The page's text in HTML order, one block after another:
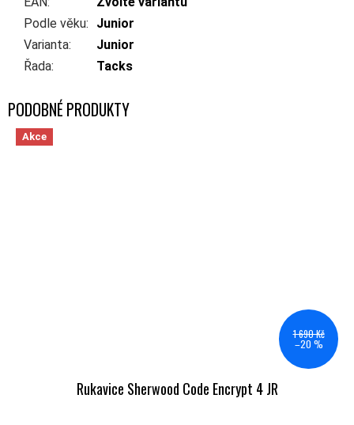
Podle věku:
Junior
Varianta:
Junior
Řada: Tacks
Akce
1 690 Kč
–20 %
Rukavice Sherwood Code Encrypt 4 JR